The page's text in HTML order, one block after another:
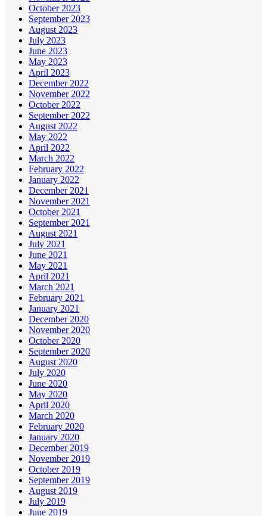
October 2023
September 2023
August 2023
July 2023
June 2023
May 2023
April 2023
December 2022
November 2022
October 2022
September 2022
August 2022
May 2022
April 2022
March 2022
February 2022
January 2022
December 2021
November 2021
October 2021
September 2021
August 2021
July 2021
June 2021
May 2021
April 2021
March 2021
February 2021
January 2021
December 2020
November 2020
October 2020
September 2020
August 2020
July 2020
June 2020
May 2020
April 2020
March 2020
February 2020
January 2020
December 2019
November 2019
October 2019
September 2019
August 2019
July 2019
June 2019